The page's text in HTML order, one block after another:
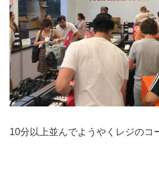
10分以上並んでようやくレジのコ